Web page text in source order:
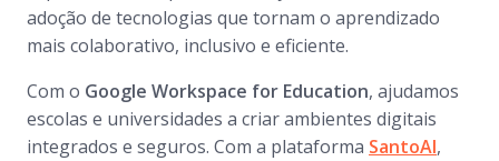
adoção de tecnologias que tornam o aprendizado
mais colaborativo, inclusivo e eficiente.
Com o Google Workspace for Education, ajudamos
escolas e universidades a criar ambientes digitais
integrados e seguros. Com a plataforma SantoAI,